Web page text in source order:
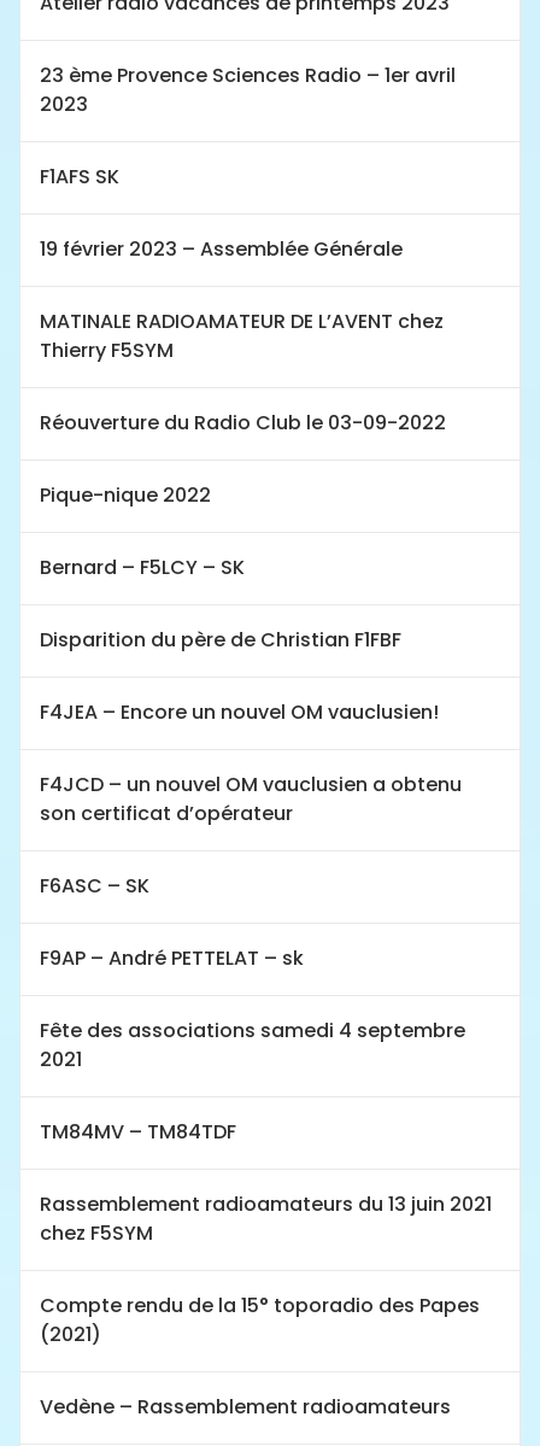
23 ème Provence Sciences Radio – 1er avril
2023
F1AFS SK
19 février 2023 – Assemblée Générale
MATINALE RADIOAMATEUR DE L’AVENT chez
Thierry F5SYM
Réouverture du Radio Club le 03-09-2022
Pique-nique 2022
Bernard – F5LCY – SK
Disparition du père de Christian F1FBF
F4JEA – Encore un nouvel OM vauclusien!
F4JCD – un nouvel OM vauclusien a obtenu
son certificat d’opérateur
F6ASC – SK
F9AP – André PETTELAT – sk
Fête des associations samedi 4 septembre
2021
TM84MV – TM84TDF
Rassemblement radioamateurs du 13 juin 2021
chez F5SYM
Compte rendu de la 15° toporadio des Papes
(2021)
Vedène – Rassemblement radioamateurs